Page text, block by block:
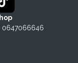
T
i
k
0647066646